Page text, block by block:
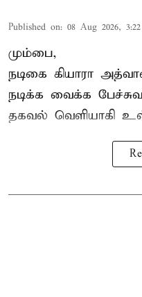
Published on: 08 Aug 2026,
மும்பை,
நடிகை கியாரா
நடிக்க வைக்க
தகவல் வெளியாகி